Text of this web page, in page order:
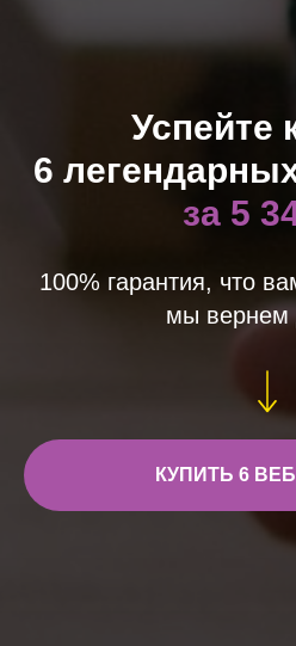
Успейте
6
за 5
100% гарантия, что
мы вернем
КУПИТЬ 6